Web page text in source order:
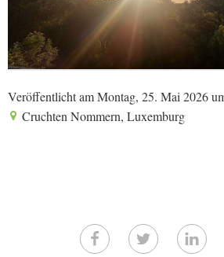
Veröffentlicht am Montag, 25. Mai 2026
Cruchten Nommern, Luxemburg